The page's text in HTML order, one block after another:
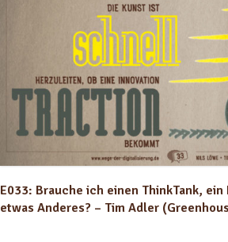
E033: Brauche ich einen ThinkTank,
etwas Anderes? – Tim Adler